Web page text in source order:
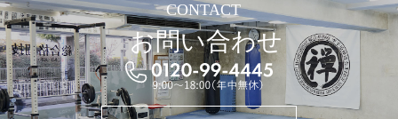
CONTACT
お問い合わせ